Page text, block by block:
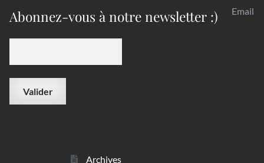
Abonnez-vous à notre newsletter :) Email
Archives